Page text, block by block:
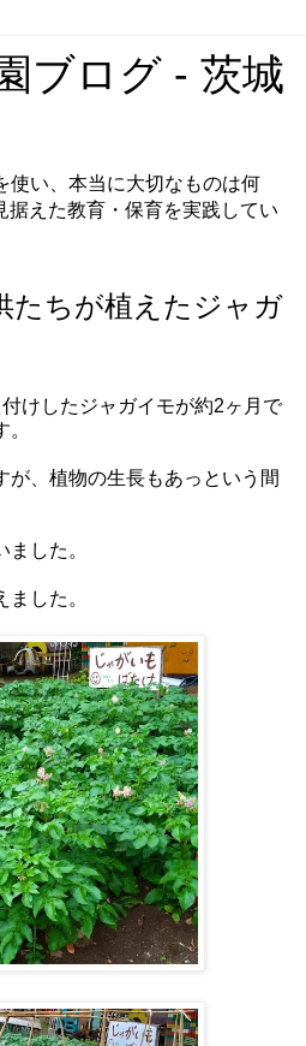
ブログ - 茨城
使い、本当に大切なものは何
据えた教育・保育を実践してい
たちが植えたジャガ
けしたジャガイモが約2ヶ月で
が、植物の生長もあっという間
した。
した。